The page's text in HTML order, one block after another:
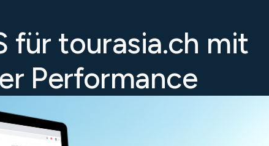
für tourasia.ch mit
Performance